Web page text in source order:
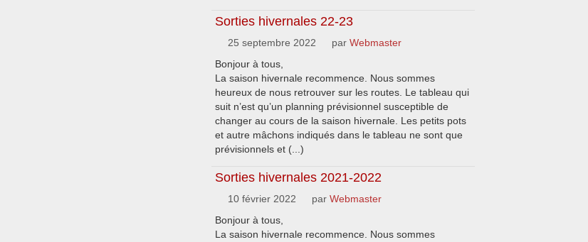
Sorties hivernales 22-23
25 septembre 2022 par Webmaster
Bonjour à tous,
La saison hivernale recommence. Nous sommes
heureux de nous retrouver sur les routes. Le tableau qui
suit n’est qu’un planning prévisionnel susceptible de
changer au cours de la saison hivernale. Les petits pots
et autre mâchons indiqués dans le tableau ne sont que
prévisionnels et (...)
Sorties hivernales 2021-2022
10 février 2022 par Webmaster
Bonjour à tous,
La saison hivernale recommence. Nous sommes